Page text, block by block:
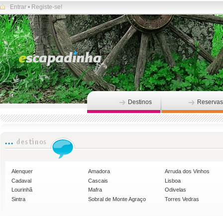
Entrar • Registe-se!
Destinos Reservas
Alenquer Amadora
Arruda dos Vinhos
Cadaval
Cascais
Lisboa
Lourinhã
Mafra
Odivelas
Sintra
Sobral de Monte Agraço Torres Vedras